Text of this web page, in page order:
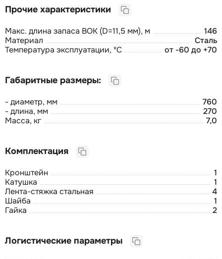
Прочие характеристики
Макс. длина запаса ВОК (D=11,5 мм), м
146
Материал
Сталь
Температура эксплуатации, ºС
от -60 до +70
Габаритные размеры:
- диаметр, мм
760
- длина, мм
270
Масса, кг
7,0
Комплектация
Кронштейн
1
Катушка
1
Лента-стяжка стальная
4
Шайба
1
Гайка
2
Логистические параметры